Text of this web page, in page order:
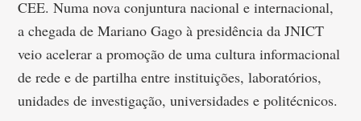
CEE. Numa nova conjuntura nacional e internacional,
a chegada de Mariano Gago à presidência da JNICT
veio acelerar a promoção de uma cultura informacional
de rede e de partilha entre instituições, laboratórios,
unidades de investigação, universidades e politécnicos.